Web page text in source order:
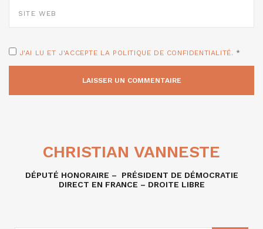
WEB
J'AI LU ET J'ACCEPTE LA POLITIQUE DE CONFIDENTIALITÉ. *
CHRISTIAN VANNESTE
DÉPUTÉ HONORAIRE – PRÉSIDENT DE DÉMOCRATIE
DIRECT EN FRANCE – DROITE LIBRE